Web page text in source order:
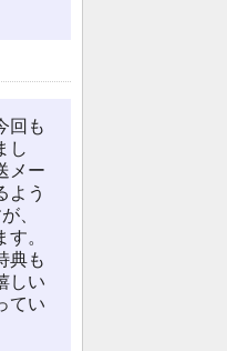
回も
し
メー
よう
、
。
典も
しい
てい